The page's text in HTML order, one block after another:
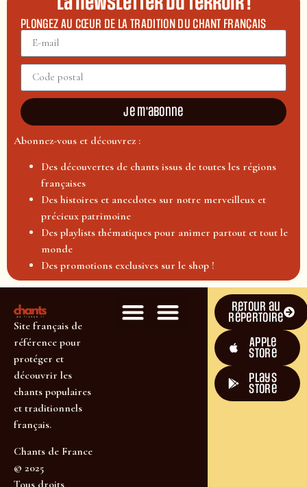
PLONGEZ AU CŒUR DE LA TRADITION DU CHANT FRANÇAIS
Je m'abonne
Abonnez-vous et découvrez :
Des découvertes de chants issus de toutes les régions
françaises
Des histoires et anecdotes sur notre merveilleux et
précieux patrimoine
Des playlists thématiques pour animer partout et tout le
monde
Des promotions exclusives sur le shop !
Site français de
référence pour
protéger et
découvrir les
chants populaires
et traditionnels
français.
Chants de France
© 2025
Tous droits
Retour au
répertoire
Apple
Store
plays
store